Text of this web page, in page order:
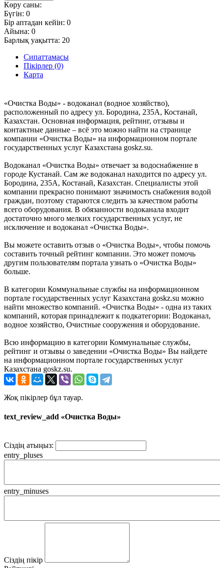
Көру саны:
Бүгін: 0
Бір аптадан кейін: 0
Айына: 0
Барлық уақытта: 20
Сипаттамасы
Пікірлер (0)
Карта
«Очистка Воды» - водоканал (водное хозяйство),
расположенный по адресу ул. Бородина, 235А, Костанай,
Казахстан. Основная информация, рейтинг, отзывы и
контактные данные – всё это можно найти на странице
компании «Очистка Воды» на информационном портале
государственных услуг Казахстана goskz.su.
Водоканал «Очистка Воды» отвечает за водоснабжение в
городе Кустанай. Сам же водоканал находится по адресу ул.
Бородина, 235А, Костанай, Казахстан. Специалисты этой
компании прекрасно понимают значимость снабжения водой
граждан, поэтому стараются следить за качеством работы
всего оборудования. В обязанности водоканала входит
достаточно много мелких государственных услуг, не
исключение и водоканал «Очистка Воды».
Вы можете оставить отзыв о «Очистка Воды», чтобы помочь
составить точный рейтинг компании. Это может помочь
другим пользователям портала узнать о «Очистка Воды»
больше.
В категории Коммунальные службы на информационном
портале государственных услуг Казахстана goskz.su можно
найти множество компаний. «Очистка Воды» - одна из таких
компаний, которая принадлежит к подкатегории: Водоканал,
водное хозяйство, Очистные сооружения и оборудование.
Всю информацию в категории Коммунальные службы,
рейтинг и отзывы о заведении «Очистка Воды» Вы найдете
на информационном портале государственных услуг
Казахстана goskz.su.
Жоқ пікірлер бұл тауар.
text_review_add «Очистка Воды»
Сіздің атыңыз:
entry_pluses
entry_minuses
Сіздің пікір